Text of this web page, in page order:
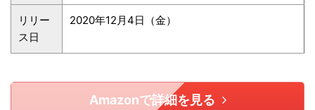
リリー
ス日
2020年12月4日（金）
Amazonで詳細を見る